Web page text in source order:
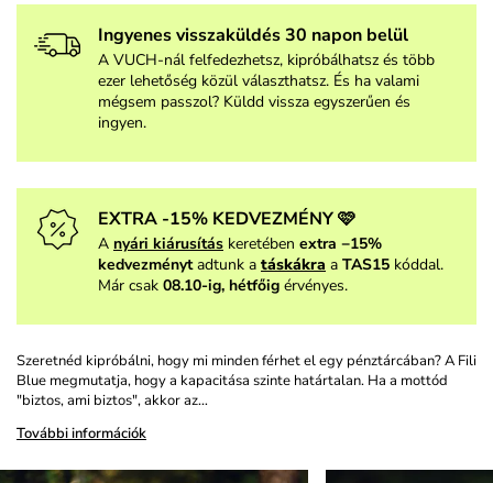
Ingyenes visszaküldés 30 napon belül
A VUCH-nál felfedezhetsz, kipróbálhatsz és több
ezer lehetőség közül választhatsz. És ha valami
mégsem passzol? Küldd vissza egyszerűen és
ingyen.
EXTRA -15% KEDVEZMÉNY 🩷
A nyári kiárusítás keretében extra −15%
kedvezménytadtunk a táskákra a TAS15 kóddal.
Már csak 08.10-ig, hétfőig érvényes.
Szeretnéd kipróbálni, hogy mi minden férhet el egy pénztárcában? A Fili
Blue megmutatja, hogy a kapacitása szinte határtalan. Ha a mottód
"biztos, ami biztos", akkor az…
További információk